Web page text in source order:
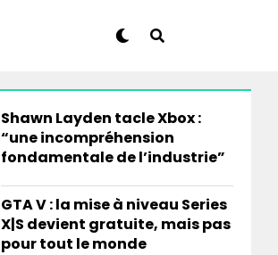
Shawn Layden tacle Xbox :
“une incompréhension
fondamentale de l’industrie”
GTA V : la mise à niveau Series
X|S devient gratuite, mais pas
pour tout le monde